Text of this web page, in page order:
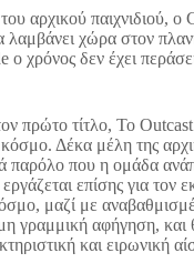
αρχικού παιχνιδιού,
λαμβάνει χώρα στον
ο χρόνος δεν έχει
πρώτο τίτλο, Το
κόσμο. Δέκα μέλη της
παρόλο που η ομάδα
εργάζεται επίσης για
μαζί με
γραμμική αφήγηση,
και ειρωνική